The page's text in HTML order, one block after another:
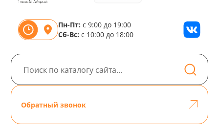
Пн-Пт: с 9:00 до 19:00
Сб-Вс: с 10:00 до 18:00
Обратный звонок